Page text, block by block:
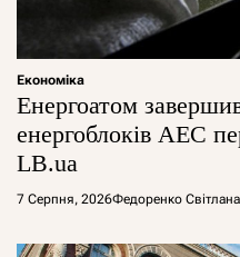
Економіка
Енергоатом
енергоблоків АЕС
LB.ua
7 Серпня, 2026Федоренко Світлана